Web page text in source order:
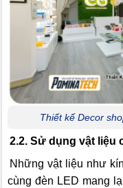
Thiết kế Decor
2.2. Sử dụng vật liệu
Những vật liệu như
cùng đèn LED mang